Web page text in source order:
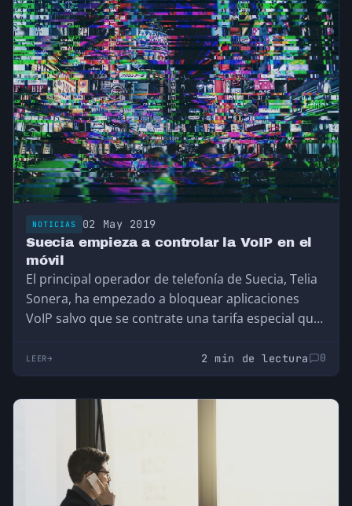
Desde entonces hemos querido conocerlo de
primera mano.
NOTICIAS 02 May 2019
Suecia empieza a controlar la VoIP en el
móvil
El principal operador de telefonía de Suecia, Telia
Sonera, ha empezado a bloquear aplicaciones
VoIP salvo que se contrate una tarifa especial que
LEER 2 min de lectura 0